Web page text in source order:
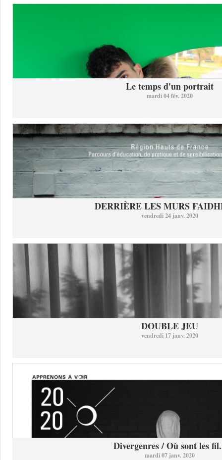
Le temps d'un portrait
mardi 04 fév. 2020
DERRIÈRE LES MURS
vendredi 24 janv. 2020
DOUBLE JEU
vendredi 17 janv. 2020
Divergenres / Où sont les
mardi 07 janv. 2020